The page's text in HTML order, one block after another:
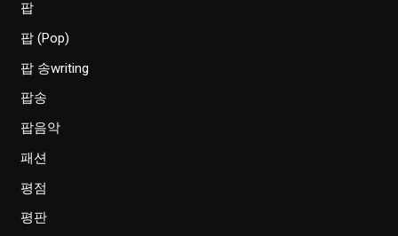
팝
팝 (Pop)
팝 송writing
팝송
팝음악
패션
평점
평판